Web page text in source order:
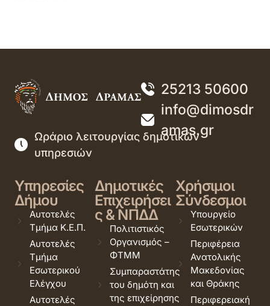
25213 50600
info@dimosdr
amas.gr
Ωράριο λειτουργίας δημοτικών
υπηρεσιών
Υπηρεσίες
Δήμου
Αυτοτελές
Τμήμα Κ.Ε.Π.
Αυτοτελές
Τμήμα
Εσωτερικού
Ελέγχου
Αυτοτελές
Δημοτικές
Επιχειρήσει
ς & ΝΠΔΔ
Πολιτιστικός
Οργανισμός –
ΦΤΜΜ
Συμπαραστάτης
του δημότη και
της επιχείρησης
Χρήσιμοι
Σύνδεσμοι
Υπουργείο
Εσωτερικών
Περιφέρεια
Ανατολικής
Μακεδονίας
και Θράκης
Περιφερειακή